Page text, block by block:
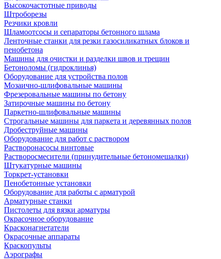
Высокочастотные приводы
Штроборезы
Резчики кровли
Шламоотсосы и сепараторы бетонного шлама
Ленточные станки для резки газосиликатных блоков и
пенобетона
Машины для очистки и разделки швов и трещин
Бетоноломы (гидроклинья)
Оборудование для устройства полов
Мозаично-шлифовальные машины
Фрезеровальные машины по бетону
Затирочные машины по бетону
Паркетно-шлифовальные машины
Строгальные машины для паркета и деревянных полов
Дробеструйные машины
Оборудование для работ с раствором
Растворонасосы винтовые
Растворосмесители (принудительные бетономешалки)
Штукатурные машины
Торкрет-установки
Пенобетонные установки
Оборудование для работы с арматурой
Арматурные станки
Пистолеты для вязки арматуры
Окрасочное оборудование
Красконагнетатели
Окрасочные аппараты
Краскопульты
Аэрографы